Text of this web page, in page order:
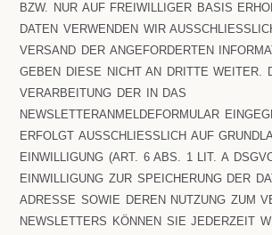
BZW. NUR AUF FREIWILLIGER BASIS
DATEN VERWENDEN WIR
ERSAND DER ANGEFORDERTEN
EBEN DIESE NICHT AN DRITTE WEITER.
ERARBEITUNG DER IN DAS N
EWSLETTERANMELDEFORMULAR
RFOLGT AUSSCHLIESSLICH AUF
NWILLIGUNG (ART. 6 ABS. 1 LIT. A
NWILLIGUNG ZUR SPEICHERUNG DER
RESSE SOWIE DEREN NUTZUNG ZUM
WSLETTERS KÖNNEN SIE JEDERZEIT